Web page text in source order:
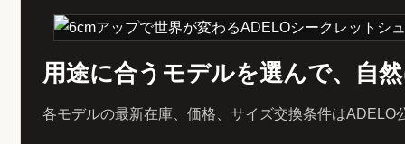
用途に合うモデルを選んで、自
各モデルの最新在庫、価格、サイズ交換条件はADELO